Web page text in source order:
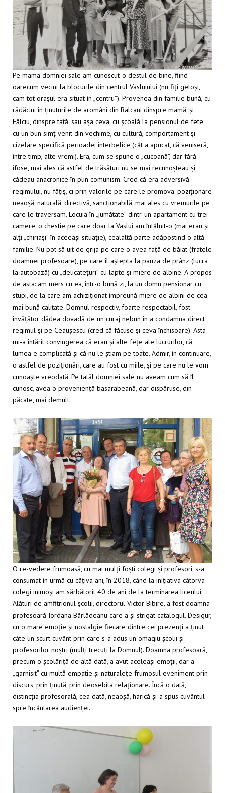
Pe mama domniei sale am cunoscut-o destul de bine, fiind
oarecum vecini la blocurile din centrul Vasluiului (nu fiți geloși,
cam tot orașul era situat în „centru”). Provenea din familie bună, cu
rădăcini în ținuturile de aromâni din Balcani dinspre mamă, și
Fălciu, dinspre tată, sau așa ceva, cu școală la pensionul de fete,
cu un bun simț venit din vechime, cu cultură, comportament și
cizelare specifică perioadei interbelice (cât a apucat, că veniseră,
între timp, alte vremi). Era, cum se spune o „cucoană”, dar fără
ifose, mai ales că astfel de trăsături nu se mai recunoșteau și
cădeau anacronice în plin comunism. Cred că era adversivă
regimului, nu fățiș, ci prin valorile pe care le promova: poziționare
neaoșă, naturală, directivă, sancționabilă, mai ales cu vremurile pe
care le traversam. Locuia în „jumătate” dintr-un apartament cu trei
camere, o chestie pe care doar la Vaslui am întâlnit-o (mai erau și
alți „chiriași” în aceeași situație), cealaltă parte adăpostind o altă
familie. Nu pot să uit de grija pe care o avea față de băiat (fratele
doamnei profesoare), pe care îl aștepta la pauza de prânz (lucra
la autobază) cu „delicatețuri” cu lapte și miere de albine. A-propos
de asta: am mers cu ea, într-o bună zi, la un domn pensionar cu
stupi, de la care am achiziționat împreună miere de albini de cea
mai bună calitate. Domnul respectiv, foarte respectabil, fost
învățător dădea dovadă de un curaj nebun în a condamna direct
regimul și pe Ceaușescu (cred că făcuse și ceva închisoare). Asta
mi-a întărit convingerea că erau și alte fețe ale lucrurilor, că
lumea e complicată și că nu le știam pe toate. Admir, în continuare,
o astfel de poziționări, care au fost cu miile, și pe care nu le vom
cunoaște vreodată. Pe tatăl domniei sale nu aveam cum să îl
cunosc, avea o proveniență basarabeană, dar dispăruse, din
păcate, mai demult.
O re-vedere frumoasă, cu mai mulți foști colegi și profesori, s-a
consumat în urmă cu câțiva ani, în 2018, când la inițiativa câtorva
colegi inimoși am sărbătorit 40 de ani de la terminarea liceului.
Alături de amfitrionul școlii, directorul Victor Bibire, a fost doamna
profesoară Iordana Bârlădeanu care a și strigat catalogul. Desigur,
cu o mare emoție și nostalgie fiecare dintre cei prezenți a ținut
câte un scurt cuvânt prin care s-a adus un omagiu școlii și
profesorilor noștri (mulți trecuți la Domnul). Doamna profesoară,
precum o școlăriță de altă dată, a avut aceleași emoții, dar a
„garnisit” cu multă empatie și naturalețe frumosul eveniment prin
discurs, prin ținută, prin deosebita relaționare. Încă o dată,
distincția profesorală, cea dată, neaoșă, harică și-a spus cuvântul
spre încântarea audienței.